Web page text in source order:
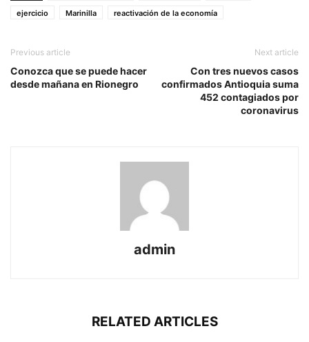
ejercicio
Marinilla reactivación de la economía
Previous article
Conozca que se puede hacer
desde mañana en Rionegro
Next article
Con tres nuevos casos
confirmados Antioquia suma
452 contagiados por
coronavirus
admin
RELATED ARTICLES